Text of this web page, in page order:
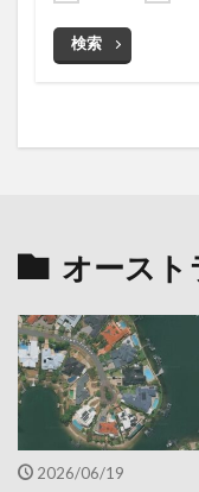
検索
オースト
2026/06/19